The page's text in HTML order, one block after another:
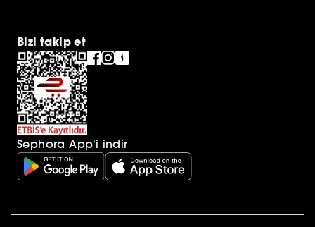
Bizi takip et
Sephora App'i indir